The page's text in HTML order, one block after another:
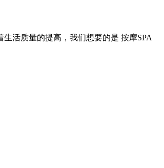
活质量的提高，我们想要的是 按摩SPA